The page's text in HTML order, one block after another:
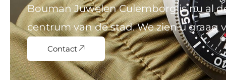
Bouman Juwelen Culemborg is nu al
centrum van de stad. We zien u graag
Contact